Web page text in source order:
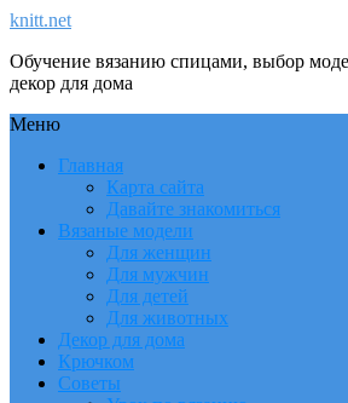
knitt.net
Обучение вязанию спицами, выбор
декор для дома
Меню
Главная
Карта сайта
Давайте знакомиться
Вязаные модели
Для женщин
Для мужчин
Для детей
Для животных
Декор для дома
Крючком
Советы